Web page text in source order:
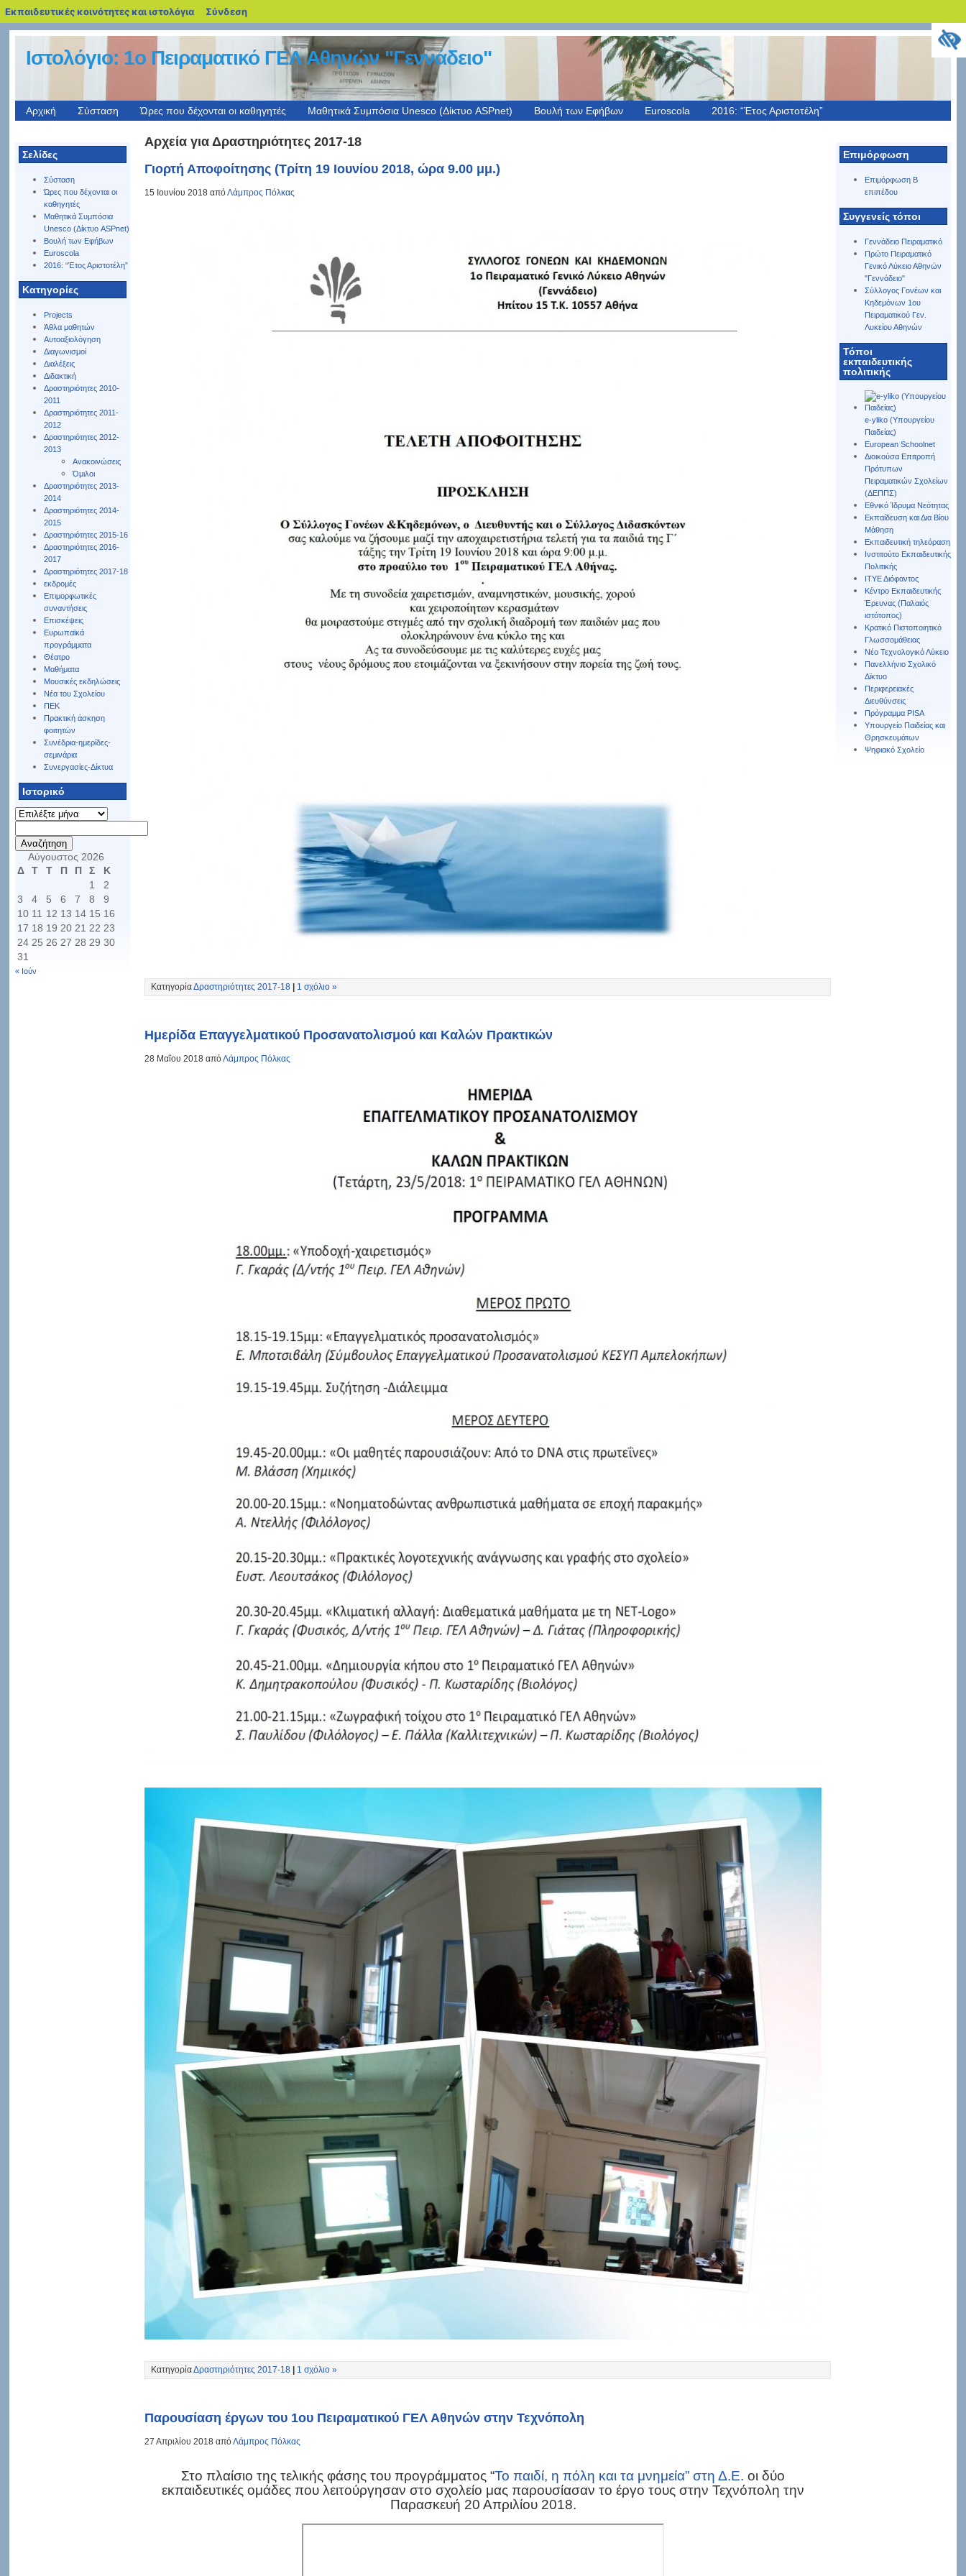
Εκπαιδευτικές κοινότητες και ιστολόγια blogs.sch.gr
Σύνδεση
Ιστολόγιο: 1o Πειραματικό ΓΕΛ Αθηνών "Γεννάδειο"
Αρχική Σύσταση Ώρες που δέχονται οι καθηγητές Μαθητικά Συμπόσια Unesco (Δίκτυο ASPnet) Βουλή των Εφήβων Euroscola 2016: “Έτος Αριστοτέλη”
Σελίδες
Σύσταση
Ώρες που δέχονται οι
καθηγητές
Μαθητικά Συμπόσια
Unesco (Δίκτυο ASPnet)
Βουλή των Εφήβων
Euroscola
2016: “Έτος Αριστοτέλη”
Kατηγορίες
Projects
Άθλα μαθητών
Αυτοαξιολόγηση
Διαγωνισμοί
Διαλέξεις
Διδακτική
Δραστηριότητες 2010-
2011
Δραστηριότητες 2011-
2012
Δραστηριότητες 2012-
2013
Ανακοινώσεις
Όμιλοι
Δραστηριότητες 2013-
2014
Δραστηριότητες 2014-
2015
Δραστηριότητες 2015-16
Δραστηριότητες 2016-
2017
Δραστηριότητες 2017-18
εκδρομές
Επιμορφωτικές
συναντήσεις
Επισκέψεις
Ευρωπαϊκά
προγράμματα
Θέατρο
Μαθήματα
Μουσικές εκδηλώσεις
Νέα του Σχολείου
ΠΕΚ
Πρακτική άσκηση
φοιτητών
Συνέδρια-ημερίδες-
σεμινάρια
Συνεργασίες-Δίκτυα
Ιστορικό
Ιστορικό
για:
Αύγουστος 2026
Δ
Τ Τ Π Π Σ
Κ
1
2
3
4 5 6 7 8
9
10 11 12 13 14 15 16
17 18 19 20 21 22 23
24 25 26 27 28 29 30
31
« Ιούν
Επιμόρφωση
Επιμόρφωση Β
επιπέδου
Συγγενείς τόποι
Γεννάδειο Πειραματικό
Πρώτο Πειραματικό
Γενικό Λύκειο Αθηνών
"Γεννάδειο"
Σύλλογος Γονέων και
Κηδεμόνων 1ου
Πειραματικού Γεν.
Λυκείου Αθηνών
Τόποι
εκπαιδευτικής
πολιτικής
e-yliko (Υπουργείου
Παιδείας)
European Schoolnet
Διοικούσα Επιτροπή
Πρότυπων
Πειραματικών Σχολείων
(ΔΕΠΠΣ)
Εθνικό Ίδρυμα Νεότητας
Εκπαίδευση και Δια Βίου
Μάθηση
Εκπαιδευτική τηλεόραση
Ινστιτούτο Εκπαιδευτικής
Πολιτικής
ΙΤΥΕ Διόφαντος
Κέντρο Εκπαιδευτικής
Έρευνας (Παλαιός
ιστότοπος)
Κρατικό Πιστοποιητικό
Γλωσσομάθειας
Νέο Τεχνολογικό Λύκειο
Πανελλήνιο Σχολικό
Δϊκτυο
Περιφερειακές
Διευθύνσεις
Πρόγραμμα PISA
Υπουργείο Παιδείας και
Θρησκευμάτων
Ψηφιακό Σχολείο
Αρχεία για Δραστηριότητες 2017-18
Γιορτή Αποφοίτησης (Τρίτη 19 Ιουνίου 2018, ώρα 9.00 μμ.)
15 Ιουνίου 2018 απόΛάμπρος Πόλκας
ΚατηγορίαΔραστηριότητες 2017-18 1 σχόλιο »
Ημερίδα Επαγγελματικού Προσανατολισμού και Καλών Πρακτικών
28 Μαΐου 2018 απόΛάμπρος Πόλκας
ΚατηγορίαΔραστηριότητες 2017-18 1 σχόλιο »
Παρουσίαση έργων του 1ου Πειραματικού ΓΕΛ Αθηνών στην Τεχνόπολη
27 Απριλίου 2018 απόΛάμπρος Πόλκας
Στο πλαίσιο της τελικής φάσης του προγράμματος “Το παιδί, η πόλη και τα μνημεία” στη Δ.Ε. οι δύο
εκπαιδευτικές ομάδες που λειτούργησαν στο σχολείο μας παρουσίασαν το έργο τους στην Τεχνόπολη την
Παρασκευή 20 Απριλίου 2018.